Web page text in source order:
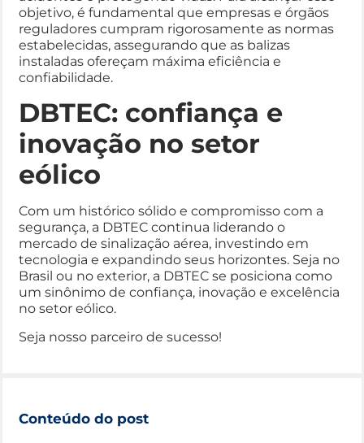
objetivo, é fundamental que empresas e órgãos
reguladores cumpram rigorosamente as normas
estabelecidas, assegurando que as balizas
instaladas ofereçam máxima eficiência e
confiabilidade.
DBTEC: confiança e
inovação no setor
eólico
Com um histórico sólido e compromisso com a
segurança, a DBTEC continua liderando o
mercado de sinalização aérea, investindo em
tecnologia e expandindo seus horizontes. Seja no
Brasil ou no exterior, a DBTEC se posiciona como
um sinônimo de confiança, inovação e excelência
no setor eólico.
Seja nosso parceiro de sucesso!
Conteúdo do post